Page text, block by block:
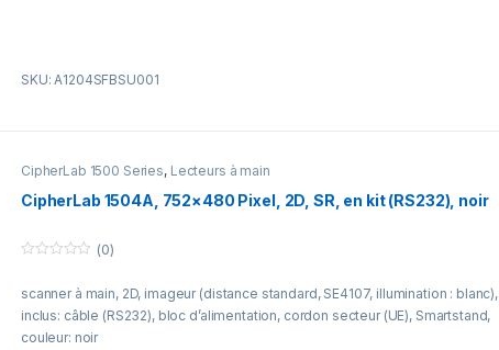
SKU: A1204SFBSU001
CipherLab 1500 Series, Lecteurs à main
CipherLab 1504A, 752×480 Pixel, 2D, SR, en kit (RS232), noir
u
o
f
(0)
scanner à main, 2D, imageur (distance standard, SE4107, illumination : blanc),
inclus: câble (RS232), bloc d’alimentation, cordon secteur (UE), Smartstand,
couleur: noir